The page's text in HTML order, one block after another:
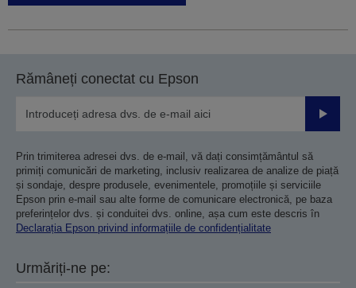
Rămâneți conectat cu Epson
Prin trimiterea adresei dvs. de e-mail, vă dați consimțământul să
primiți comunicări de marketing, inclusiv realizarea de analize de piață
și sondaje, despre produsele, evenimentele, promoțiile și serviciile
Epson prin e-mail sau alte forme de comunicare electronică, pe baza
preferințelor dvs. și conduitei dvs. online, așa cum este descris în
Declarația Epson privind informațiile de confidențialitate
Urmăriți-ne pe: